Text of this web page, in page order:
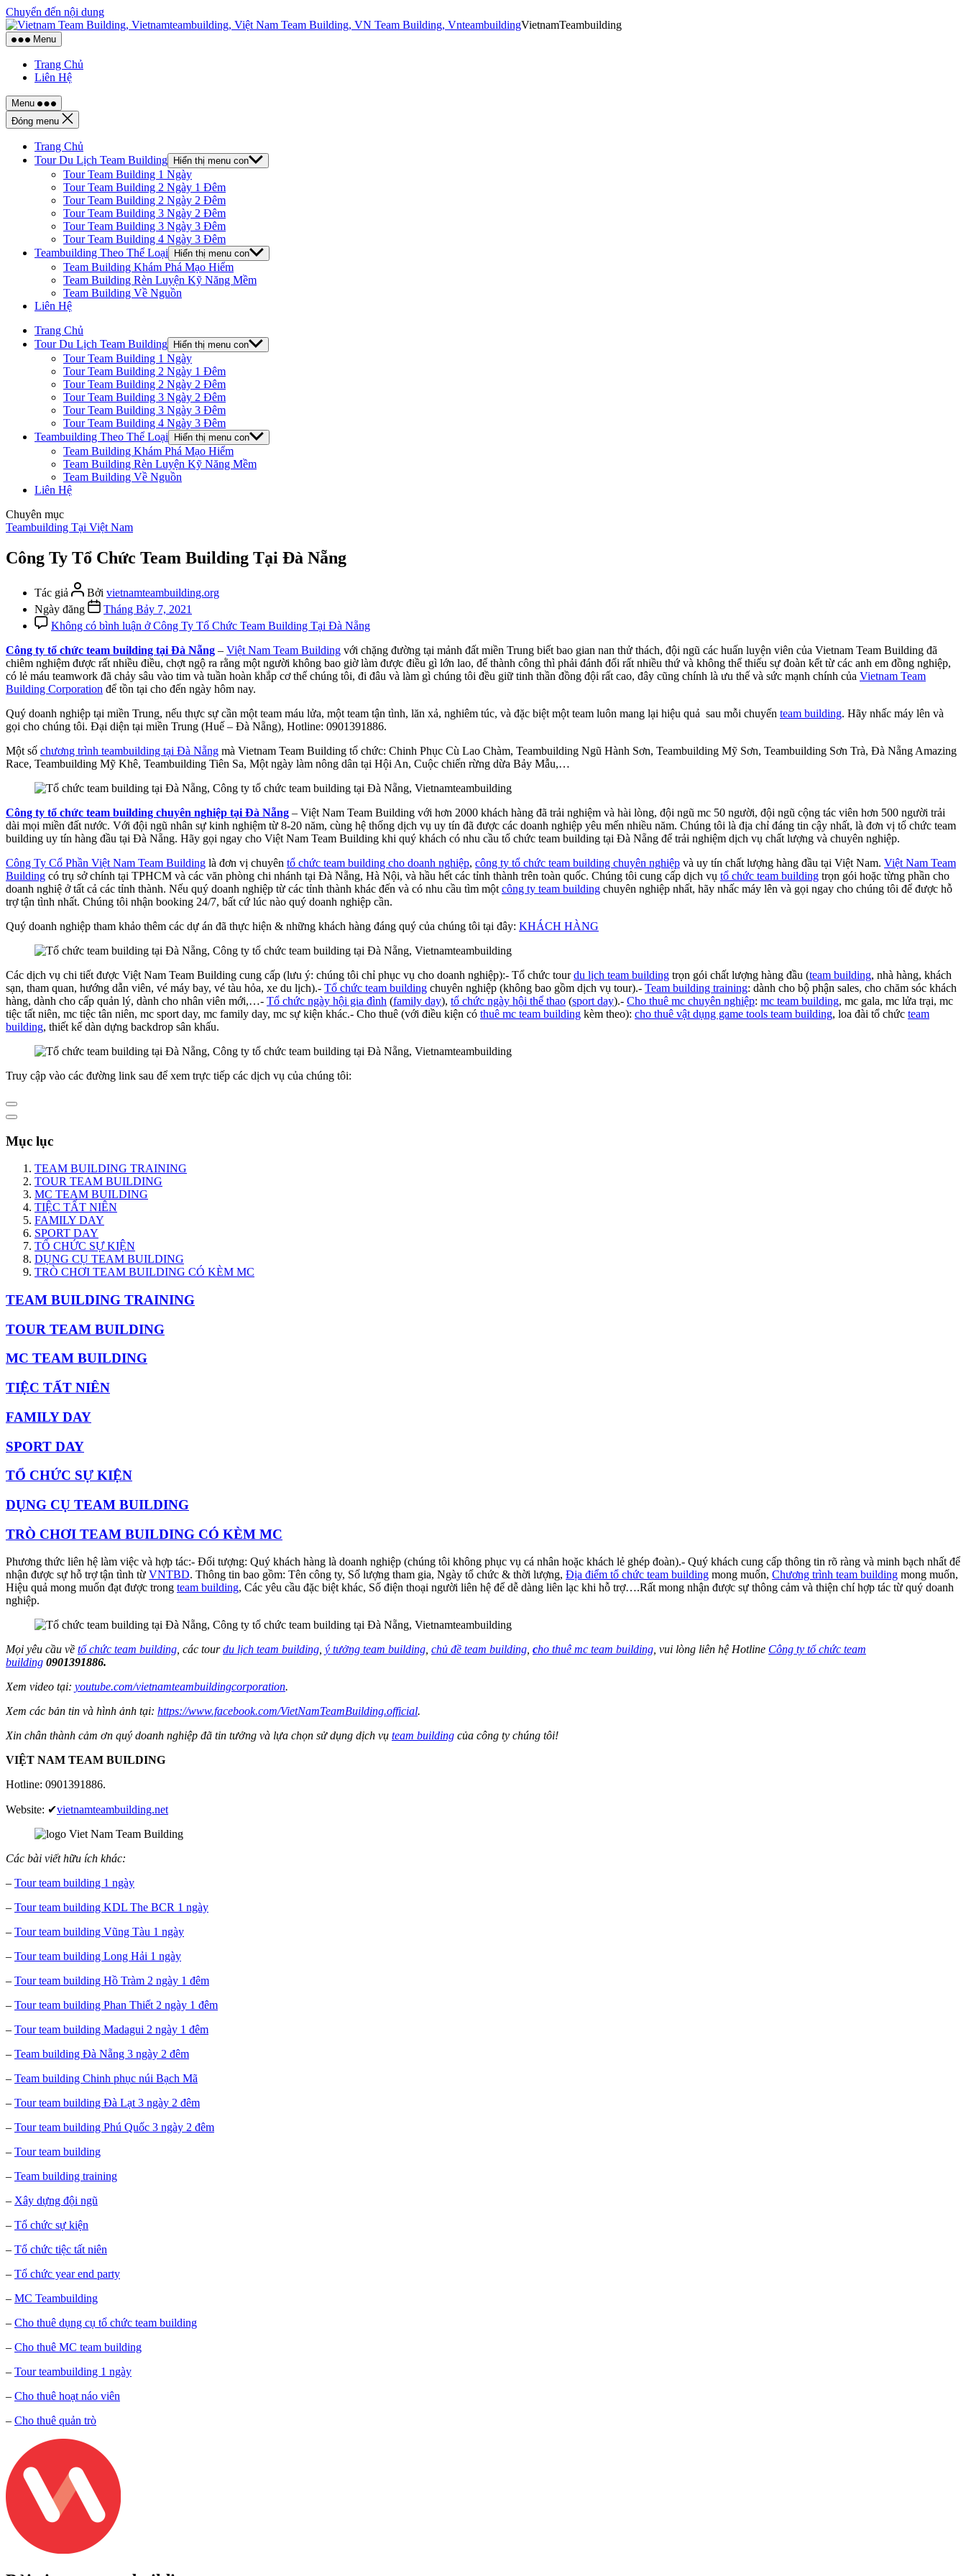
Chuyển đến nội dung
VietnamTeambuilding
Menu
Trang Chủ
Liên Hệ
Menu
Đóng menu
Trang Chủ
Tour Du Lịch Team Building
Hiển thị menu con
Tour Team Building 1 Ngày
Tour Team Building 2 Ngày 1 Đêm
Tour Team Building 2 Ngày 2 Đêm
Tour Team Building 3 Ngày 2 Đêm
Tour Team Building 3 Ngày 3 Đêm
Tour Team Building 4 Ngày 3 Đêm
Teambuilding Theo Thể Loại
Hiển thị menu con
Team Building Khám Phá Mạo Hiểm
Team Building Rèn Luyện Kỹ Năng Mềm
Team Building Về Nguồn
Liên Hệ
Trang Chủ
Tour Du Lịch Team Building
Hiển thị menu con
Tour Team Building 1 Ngày
Tour Team Building 2 Ngày 1 Đêm
Tour Team Building 2 Ngày 2 Đêm
Tour Team Building 3 Ngày 2 Đêm
Tour Team Building 3 Ngày 3 Đêm
Tour Team Building 4 Ngày 3 Đêm
Teambuilding Theo Thể Loại
Hiển thị menu con
Team Building Khám Phá Mạo Hiểm
Team Building Rèn Luyện Kỹ Năng Mềm
Team Building Về Nguồn
Liên Hệ
Chuyên mục
Teambuilding Tại Việt Nam
Công Ty Tổ Chức Team Building Tại Đà Nẵng
Tác giả Bởi vietnamteambuilding.org
Ngày đăng
Tháng Bảy 7, 2021
Không có bình luận ở Công Ty Tổ Chức Team Building Tại Đà Nẵng
Công ty tổ chức team building tại Đà Nẵng – Việt Nam Team Building với chặng đường tại mảnh đất miền Trung biết bao gian nan thử thách, đội ngũ các huấn luyện viên của Vietnam Team Building đã
chiêm nghiệm được rất nhiều điều, chợt ngộ ra rằng một người không bao giờ làm được điều gì lớn lao, để thành công thì phải đánh đổi rất nhiều thứ và không thể thiếu sự đoàn kết từ các anh em đồng nghiệp,
có lẻ máu teamwork đã chảy sâu vào tim và tuần hoàn khắp cơ thể chúng tôi, đi đâu và làm gì chúng tôi đều giữ tinh thần đồng đội rất cao, đây cũng chính là ưu thế và sức mạnh chính của Vietnam Team
Building Corporation để tồn tại cho đến ngày hôm nay.
Quý doanh nghiệp tại miền Trung, nếu thực sự cần một team máu lửa, một team tận tình, lăn xả, nghiêm túc, và đặc biệt một team luôn mang lại hiệu quả sau mỗi chuyến team building. Hãy nhấc máy lên và
gọi cho chúng tôi. Đại diện tại miền Trung (Huế – Đà Nẵng), Hotline: 0901391886.
Một số chương trình teambuilding tại Đà Nẵng mà Vietnam Team Building tổ chức: Chinh Phục Cù Lao Chàm, Teambuilding Ngũ Hành Sơn, Teambuilding Mỹ Sơn, Teambuilding Sơn Trà, Đà Nẵng Amazing
Race, Teambuilding Mỹ Khê, Teambuilding Tiên Sa, Một ngày làm nông dân tại Hội An, Cuộc chiến rừng dừa Bảy Mẫu,…
Công ty tổ chức team building chuyên nghiệp tại Đà Nẵng – Việt Nam Team Building với hơn 2000 khách hàng đã trải nghiệm và hài lòng, đội ngũ mc 50 người, đội ngũ cộng tác viên hơn 500 người trải
dài mọi miền đất nước. Với đội ngũ nhân sự kinh nghiệm từ 8-20 năm, cùng hệ thống dịch vụ uy tín đã được các doanh nghiệp yêu mến nhiều năm. Chúng tôi là địa chỉ đáng tin cậy nhất, là đơn vị tổ chức team
building uy tín hàng đầu tại Đà Nẵng. Hãy gọi ngay cho Việt Nam Team Building khi quý khách có nhu cầu tổ chức team building tại Đà Nẵng để trải nghiệm dịch vụ chất lượng và chuyên nghiệp.
Công Ty Cổ Phần Việt Nam Team Building là đơn vị chuyên tổ chức team building cho doanh nghiệp, công ty tổ chức team building chuyên nghiệp và uy tín chất lượng hàng đầu tại Việt Nam. Việt Nam Team
Building có trụ sở chính tại TPHCM và các văn phòng chi nhánh tại Đà Nẵng, Hà Nội, và hầu hết các tỉnh thành trên toàn quốc. Chúng tôi cung cấp dịch vụ tổ chức team building trọn gói hoặc từng phần cho
doanh nghiệ ở tất cả các tỉnh thành. Nếu quý doanh nghiệp từ các tỉnh thành khác đến và có nhu cầu tìm một công ty team building chuyên nghiệp nhất, hãy nhấc máy lên và gọi ngay cho chúng tôi để được hỗ
trợ tận tình nhất. Chúng tôi nhận booking 24/7, bất cứ lúc nào quý doanh nghiệp cần.
Quý doanh nghiệp tham khảo thêm các dự án đã thực hiện & những khách hàng đáng quý của chúng tôi tại đây: KHÁCH HÀNG
Các dịch vụ chi tiết được Việt Nam Team Building cung cấp (lưu ý: chúng tôi chỉ phục vụ cho doanh nghiệp):- Tổ chức tourdu lịch team building trọn gói chất lượng hàng đầu (team building, nhà hàng, khách
sạn, tham quan, hướng dẫn viên, vé máy bay, vé tàu hỏa, xe du lịch).- Tổ chức team building chuyên nghiệp (không bao gồm dịch vụ tour).- Team building training: dành cho bộ phận sales, cho chăm sóc khách
hàng, dành cho cấp quản lý, dành cho nhân viên mới,…- Tổ chức ngày hội gia đình (family day), tổ chức ngày hội thể thao (sport day).- Cho thuê mc chuyên nghiệp: mc team building, mc gala, mc lửa trại, mc
tiệc tất niên, mc tiệc tân niên, mc sport day, mc family day, mc sự kiện khác.- Cho thuê (với điều kiện có thuê mc team building kèm theo): cho thuê vật dụng game tools team building, loa đài tổ chức team
building, thiết kế dàn dựng backdrop sân khấu.
Truy cập vào các đường link sau để xem trực tiếp các dịch vụ của chúng tôi:
Mục lục
TEAM BUILDING TRAINING
TOUR TEAM BUILDING
MC TEAM BUILDING
TIỆC TẤT NIÊN
FAMILY DAY
SPORT DAY
TỔ CHỨC SỰ KIỆN
DỤNG CỤ TEAM BUILDING
TRÒ CHƠI TEAM BUILDING CÓ KÈM MC
TEAM BUILDING TRAINING
TOUR TEAM BUILDING
MC TEAM BUILDING
TIỆC TẤT NIÊN
FAMILY DAY
SPORT DAY
TỔ CHỨC SỰ KIỆN
DỤNG CỤ TEAM BUILDING
TRÒ CHƠI TEAM BUILDING CÓ KÈM MC
Phương thức liên hệ làm việc và hợp tác:- Đối tượng: Quý khách hàng là doanh nghiệp (chúng tôi không phục vụ cá nhân hoặc khách lẻ ghép đoàn).- Quý khách cung cấp thông tin rõ ràng và minh bạch nhất để
nhận được sự hỗ trợ tận tình từ VNTBD. Thông tin bao gồm: Tên công ty, Số lượng tham gia, Ngày tổ chức & thời lượng, Địa điểm tổ chức team building mong muốn, Chương trình team building mong muốn,
Hiệu quả mong muốn đạt được trong team building, Các yêu cầu đặc biệt khác, Số điện thoại người liên hệ để dễ dàng liên lạc khi hỗ trợ….Rất mong nhận được sự thông cảm và thiện chí hợp tác từ quý doanh
nghiệp.
Mọi yêu cầu về tổ chức team building, các tourdu lịch team building, ý tưởng team building, chủ đề team building, cho thuê mc team building, vui lòng liên hệ Hotline Công ty tổ chức team
building 0901391886.
Xem video tại: youtube.com/vietnamteambuildingcorporation.
Xem các bản tin và hình ảnh tại: https://www.facebook.com/VietNamTeamBuilding.official.
Xin chân thành cảm ơn quý doanh nghiệp đã tin tưởng và lựa chọn sử dụng dịch vụ team building của công ty chúng tôi!
VIỆT NAM TEAM BUILDING
Hotline: 0901391886.
Website: ✔vietnamteambuilding.net
Các bài viết hữu ích khác:
– Tour team building 1 ngày
– Tour team building KDL The BCR 1 ngày
– Tour team building Vũng Tàu 1 ngày
– Tour team building Long Hải 1 ngày
– Tour team building Hồ Tràm 2 ngày 1 đêm
– Tour team building Phan Thiết 2 ngày 1 đêm
– Tour team building Madagui 2 ngày 1 đêm
– Team building Đà Nẵng 3 ngày 2 đêm
– Team building Chinh phục núi Bạch Mã
– Tour team building Đà Lạt 3 ngày 2 đêm
– Tour team building Phú Quốc 3 ngày 2 đêm
– Tour team building
– Team building training
– Xây dựng đội ngũ
– Tổ chức sự kiện
– Tổ chức tiệc tất niên
– Tổ chức year end party
– MC Teambuilding
– Cho thuê dụng cụ tổ chức team building
– Cho thuê MC team building
– Tour teambuilding 1 ngày
– Cho thuê hoạt náo viên
– Cho thuê quản trò